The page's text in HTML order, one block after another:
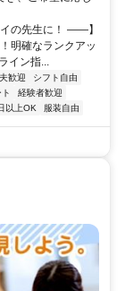
の先生に！ ――】
明確なランクアッ
イン指...
歓迎
シフト自由
経験者歓迎
以上OK 服装自由